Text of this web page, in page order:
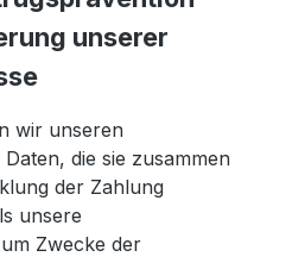
unserer
wir unseren
die sie zusammen
der Zahlung
unsere
Zwecke der